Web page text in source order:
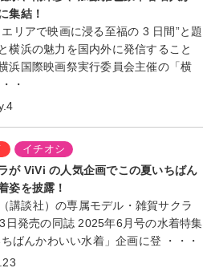
集結！
リアで映画に浸る至福の 3 日間”と題
横浜の魅力を国内外に発信すること
浜国際映画祭実行委員会主催の「横
・
イチオシ
が ViVi の人気企画でこの夏いちばん
姿を披露！
（講談社）の専属モデル・雑賀サクラ
日発売の同誌 2025年6月号の水着特集
ちばんかわいい水着」企画に登 ・・・